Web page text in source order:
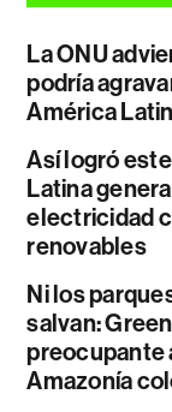
La ONU
podría
América
Así logró
Latina
electricidad
renovables
Ni los
salvan:
preocupante
Amazonía